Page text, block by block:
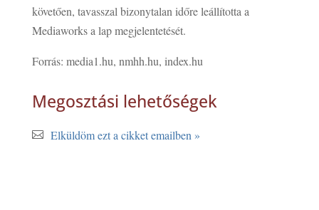
követően, tavasszal bizonytalan időre leállította a
Mediaworks a lap megjelentetését.
Forrás: media1.hu, nmhh.hu, index.hu
Megosztási lehetőségek
Elküldöm ezt a cikket emailben »